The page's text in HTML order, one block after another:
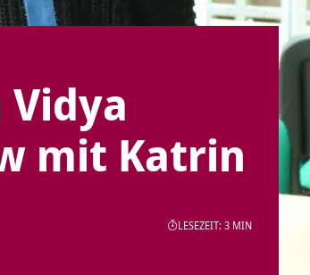
Vidya
mit Katrin
LESEZEIT: 3 MIN